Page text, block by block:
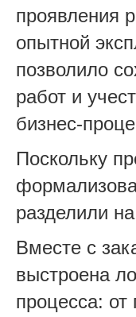
проявления
опытной
позволило
работ и
бизнес-
Поскольку
разделили
Вместе с
выстроена
процесса: от